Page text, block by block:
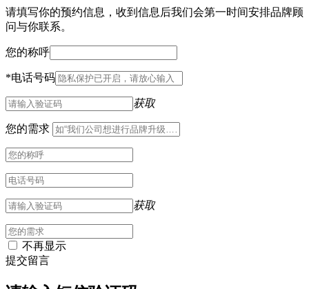
请填写你的预约信息，收到信息后我们会第一时间安排品牌顾
问与你联系。
您的称呼
*电话号码
获取
您的需求
获取
不再显示
提交留言